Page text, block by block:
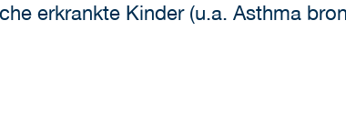
erkrankte Kinder (u.a. Asthma